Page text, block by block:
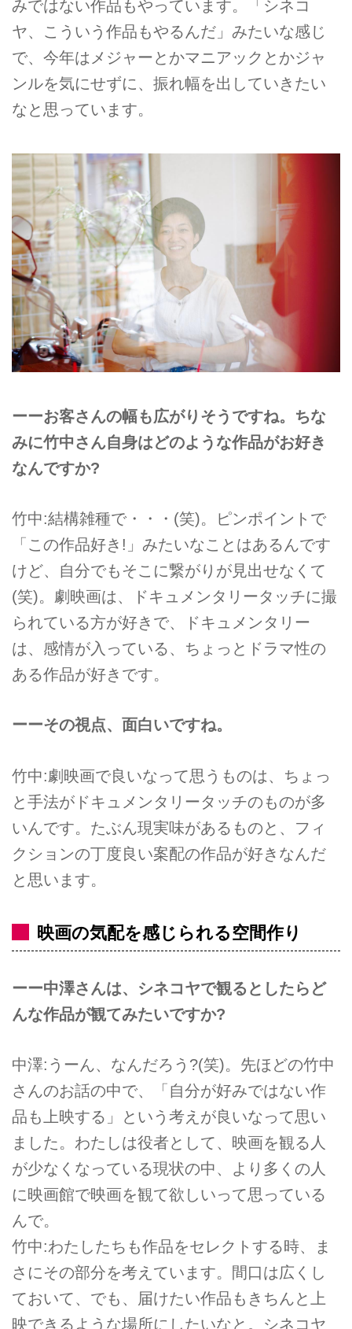
みではない作品もやっています。「シネコ
ヤ、こういう作品もやるんだ」みたいな感じ
で、今年はメジャーとかマニアックとかジャ
ンルを気にせずに、振れ幅を出していきたい
なと思っています。
ーーお客さんの幅も広がりそうですね。ちな
みに竹中さん自身はどのような作品がお好き
なんですか?
竹中:結構雑種で・・・(笑)。ピンポイントで
「この作品好き!」みたいなことはあるんです
けど、自分でもそこに繋がりが見出せなくて
(笑)。劇映画は、ドキュメンタリータッチに撮
られている方が好きで、ドキュメンタリー
は、感情が入っている、ちょっとドラマ性の
ある作品が好きです。
ーーその視点、面白いですね。
竹中:劇映画で良いなって思うものは、ちょっ
と手法がドキュメンタリータッチのものが多
いんです。たぶん現実味があるものと、フィ
クションの丁度良い案配の作品が好きなんだ
と思います。
映画の気配を感じられる空間作り
ーー中澤さんは、シネコヤで観るとしたらど
んな作品が観てみたいですか?
中澤:うーん、なんだろう?(笑)。先ほどの竹中
さんのお話の中で、「自分が好みではない作
品も上映する」という考えが良いなって思い
ました。わたしは役者として、映画を観る人
が少なくなっている現状の中、より多くの人
に映画館で映画を観て欲しいって思っている
んで。
竹中:わたしたちも作品をセレクトする時、ま
さにその部分を考えています。間口は広くし
ておいて、でも、届けたい作品もきちんと上
映できるような場所にしたいなと。シネコヤ